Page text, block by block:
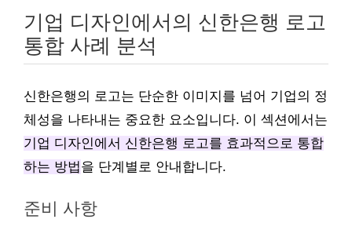
기업 디자인에서의 신한은행 로고
통합 사례 분석
신한은행의 로고는 단순한 이미지를 넘어 기업의 정
체성을 나타내는 중요한 요소입니다. 이 섹션에서는
기업 디자인에서 신한은행 로고를 효과적으로 통합
하는 방법을 단계별로 안내합니다.
준비 사항